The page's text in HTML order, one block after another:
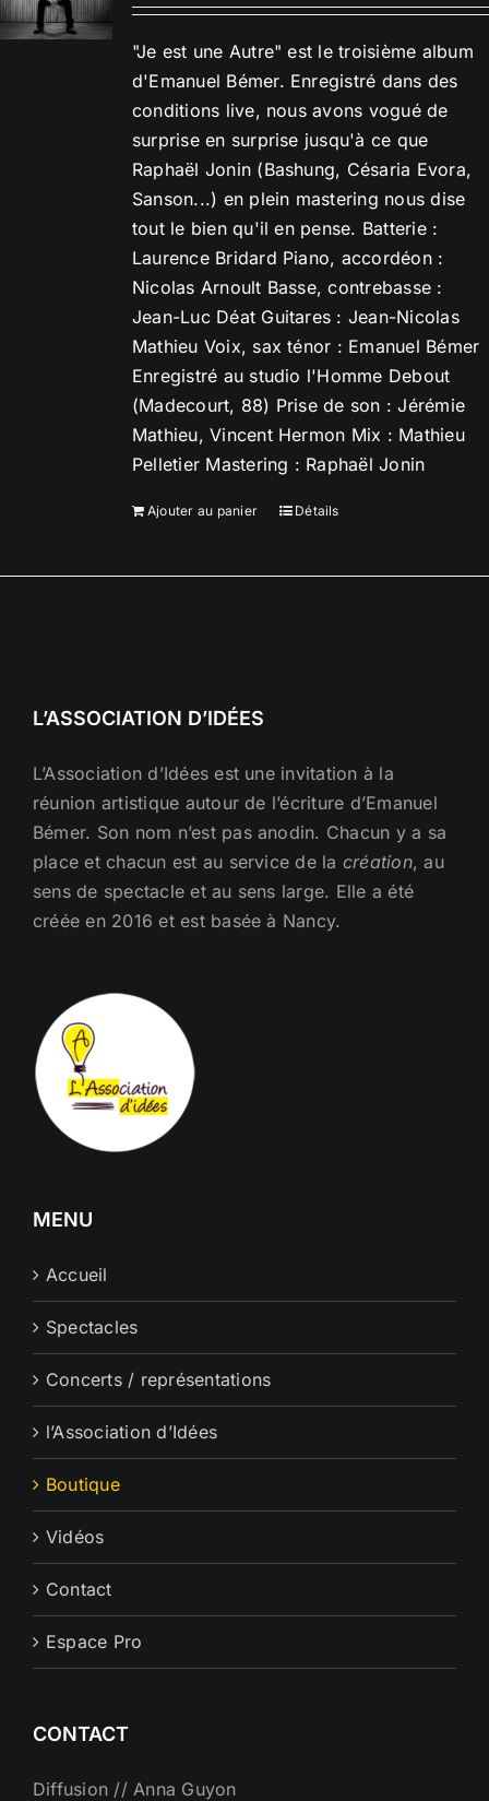
"Je est une Autre" est le troisième album
d'Emanuel Bémer. Enregistré dans des
conditions live, nous avons vogué de
surprise en surprise jusqu'à ce que
Raphaël Jonin (Bashung, Césaria Evora,
Sanson...) en plein mastering nous dise
tout le bien qu'il en pense. Batterie :
Laurence Bridard Piano, accordéon :
Nicolas Arnoult Basse, contrebasse :
Jean-Luc Déat Guitares : Jean-Nicolas
Mathieu Voix, sax ténor : Emanuel Bémer
Enregistré au studio l'Homme Debout
(Madecourt, 88) Prise de son : Jérémie
Mathieu, Vincent Hermon Mix : Mathieu
Pelletier Mastering : Raphaël Jonin
Ajouter au panier Détails
L’ASSOCIATION D’IDÉES
L’Association d’Idées est une invitation à la
réunion artistique autour de l’écriture d’Emanuel
Bémer. Son nom n’est pas anodin. Chacun y a sa
place et chacun est au service de la création, au
sens de spectacle et au sens large. Elle a été
créée en 2016 et est basée à Nancy.
MENU
Accueil
Spectacles
Concerts / représentations
l’Association d’Idées
Boutique
Vidéos
Contact
Espace Pro
CONTACT
Diffusion // Anna Guyon